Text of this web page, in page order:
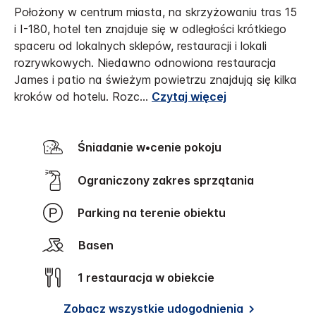
Położony w centrum miasta, na skrzyżowaniu tras 15
i I-180, hotel ten znajduje się w odległości krótkiego
spaceru od lokalnych sklepów, restauracji i lokali
rozrywkowych. Niedawno odnowiona restauracja
James i patio na świeżym powietrzu znajdują się kilka
kroków od hotelu. Rozc... Czytaj więcej
Śniadanie w•cenie pokoju
Ograniczony zakres sprzątania
Parking na terenie obiektu
Basen
1 restauracja w obiekcie
Zobacz wszystkie udogodnienia